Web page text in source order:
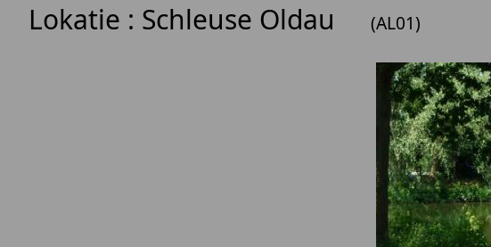
Lokatie : Schleuse Oldau (AL01)